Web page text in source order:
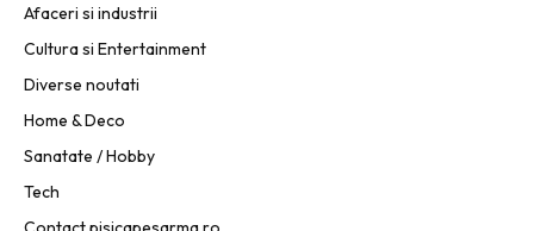
Afaceri si industrii
Cultura si Entertainment
Diverse noutati
Home & Deco
Sanatate / Hobby
Tech